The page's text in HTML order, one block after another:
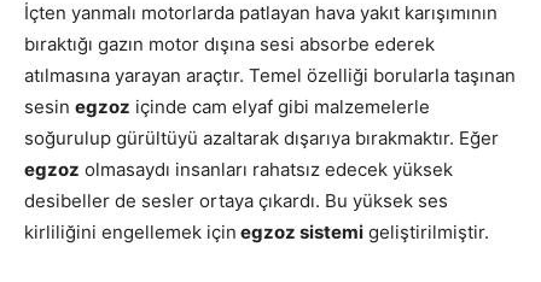
İçten yanmalı motorlarda patlayan hava yakıt karışımının
bıraktığı gazın motor dışına sesi absorbe ederek
atılmasına yarayan araçtır. Temel özelliği borularla taşınan
sesin egzoz içinde cam elyaf gibi malzemelerle
soğurulup gürültüyü azaltarak dışarıya bırakmaktır. Eğer
egzoz olmasaydı insanları rahatsız edecek yüksek
desibeller de sesler ortaya çıkardı. Bu yüksek ses
kirliliğini engellemek için egzoz sistemi geliştirilmiştir.